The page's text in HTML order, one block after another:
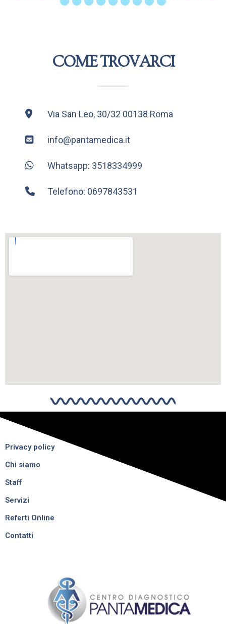
COME TROVARCI
Via San Leo, 30/32 00138 Roma
info@pantamedica.it
Whatsapp: 3518334999
Telefono: 0697843531
Privacy policy
Chi siamo
Staff
Servizi
Referti Online
Contatti